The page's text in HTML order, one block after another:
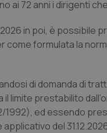
ai 72 anni i dirigenti
in poi, è possibile
come formulata la
di domanda di
limite prestabilito
1992), ed essendo
del